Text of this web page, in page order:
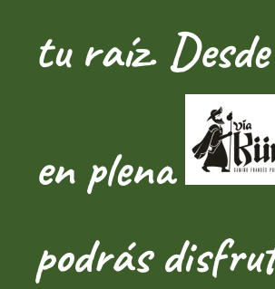
tu raíz.
en plena
podrás